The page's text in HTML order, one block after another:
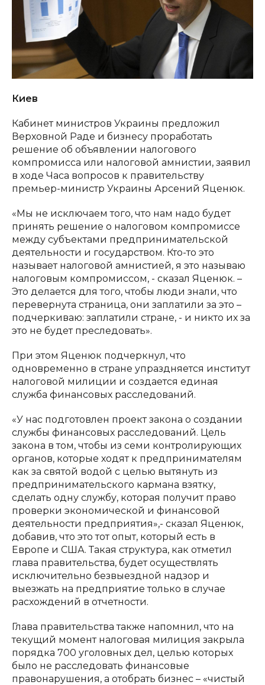
Киев
Кабинет министров Украины предложил
Верховной Раде и бизнесу проработать
решение об объявлении налогового
компромисса или налоговой амнистии, заявил
в ходе Часа вопросов к правительству
премьер-министр Украины Арсений Яценюк.
«Мы не исключаем того, что нам надо будет
принять решение о налоговом компромиссе
между субъектами предпринимательской
деятельности и государством. Кто-то это
называет налоговой амнистией, я это называю
налоговым компромиссом, - сказал Яценюк. –
Это делается для того, чтобы люди знали, что
перевернута страница, они заплатили за это –
подчеркиваю: заплатили стране, - и никто их за
это не будет преследовать».
При этом Яценюк подчеркнул, что
одновременно в стране упраздняется институт
налоговой милиции и создается единая
служба финансовых расследований.
«У нас подготовлен проект закона о создании
службы финансовых расследований. Цель
закона в том, чтобы из семи контролирующих
органов, которые ходят к предпринимателям
как за святой водой с целью вытянуть из
предпринимательского кармана взятку,
сделать одну службу, которая получит право
проверки экономической и финансовой
деятельности предприятия»,- сказал Яценюк,
добавив, что это тот опыт, который есть в
Европе и США. Такая структура, как отметил
глава правительства, будет осуществлять
исключительно безвыездной надзор и
выезжать на предприятие только в случае
расхождений в отчетности.
Глава правительства также напомнил, что на
текущий момент налоговая милиция закрыла
порядка 700 уголовных дел, целью которых
было не расследовать финансовые
правонарушения, а отобрать бизнес – «чистый